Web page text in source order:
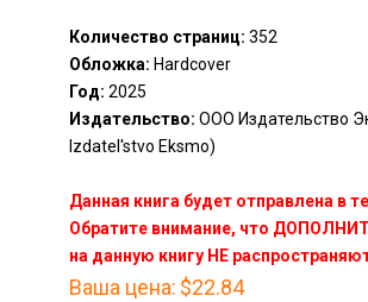
Количество страниц: 352
Обложка: Hardcover
Год: 2025
Издательство: ООО Издательство
Izdatel'stvo Eksmo)
Данная книга будет отправлена в
Обратите внимание, что
на данную книгу НЕ
Ваша цена: $22.84